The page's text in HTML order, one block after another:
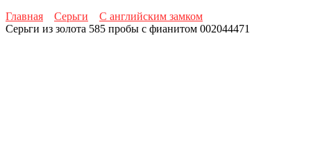
Главная
Серьги
С английским замком
Серьги из золота 585 пробы с фианитом 002044471